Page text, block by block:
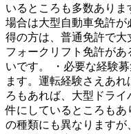
いるところも多数あり
場合は大型自動車免許が
得の方は、普通免許で大
フォークリフト免許が
いです。 ・必要な経験
ます。運転経験さえあ
ろもあれば、大型ドラ
件にしているところもあ
の種類にも異なります